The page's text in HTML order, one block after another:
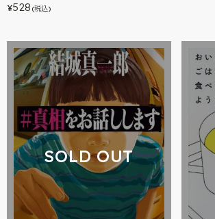
¥528 (税込)
SOLD OUT